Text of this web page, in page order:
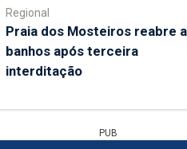
Regional
Praia dos Mosteiros reabre a
banhos após terceira
interditação
PUB